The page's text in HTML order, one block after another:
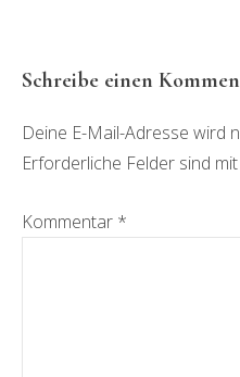
Leser-
Schreibe einen
Deine E-Mail-Adresse wird
Erforderliche Felder sind mit
Kommentar *